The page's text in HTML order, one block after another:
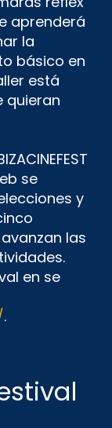
aprenderá
la
básico en
está
quieran
se
y
las
en se
.